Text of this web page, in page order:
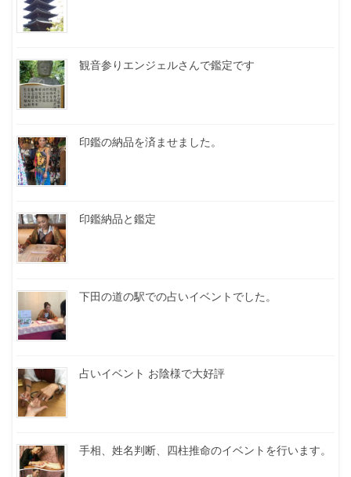
観音参りエンジェルさんで鑑定です
印鑑の納品を済ませました。
印鑑納品と鑑定
下田の道の駅での占いイベントでした。
占いイベント お陰様で大好評
手相、姓名判断、四柱推命のイベントを行います。